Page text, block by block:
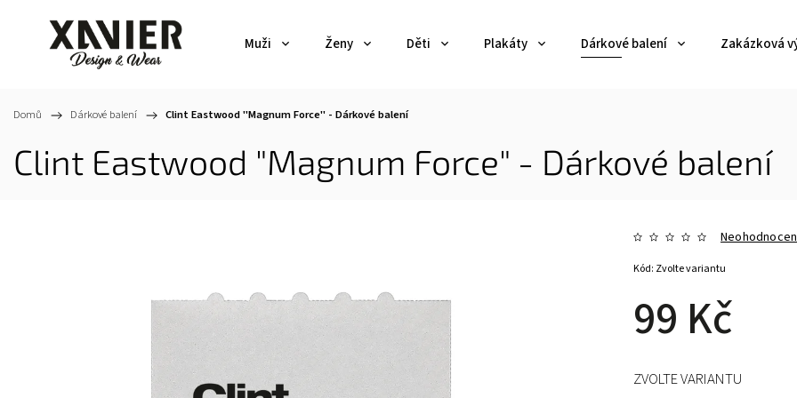
Muži Ženy Děti Plakáty Dárkové balení Zakázková
Domů / Dárkové balení / Clint Eastwood "Magnum Force" - Dárkové balení
Clint Eastwood "Magnum Force" - Dárkové balení
99 Kč
Kód: Zvolte variantu
ZVOLTE VARIANTU